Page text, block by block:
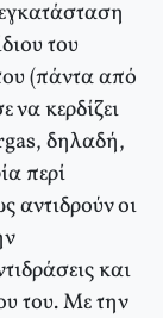
του
(πάντα από
να κερδίζει
δηλαδή,
περί
αντιδρούν οι
και
του. Με την